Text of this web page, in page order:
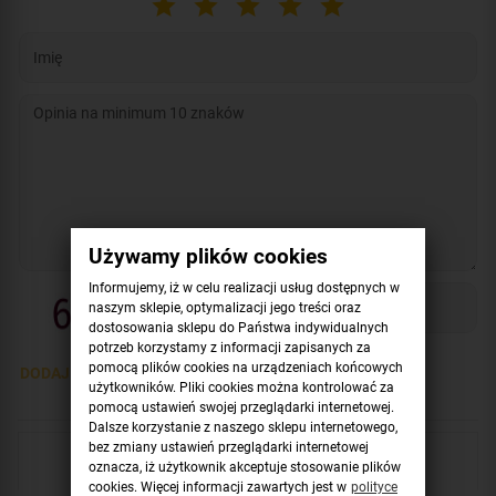
DODAJ OPINIĘ >
Sprawdź również
Używamy plików cookies
Informujemy, iż w celu realizacji usług dostępnych w
naszym sklepie, optymalizacji jego treści oraz
dostosowania sklepu do Państwa indywidualnych
potrzeb korzystamy z informacji zapisanych za
pomocą plików cookies na urządzeniach końcowych
użytkowników. Pliki cookies można kontrolować za
pomocą ustawień swojej przeglądarki internetowej.
Dalsze korzystanie z naszego sklepu internetowego,
bez zmiany ustawień przeglądarki internetowej
oznacza, iż użytkownik akceptuje stosowanie plików
cookies. Więcej informacji zawartych jest w polityce